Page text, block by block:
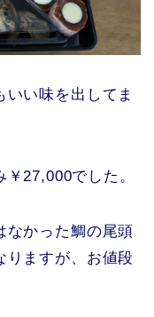
い味を出してま
27,000でした。
なかった鯛の尾頭
りますが、お値段